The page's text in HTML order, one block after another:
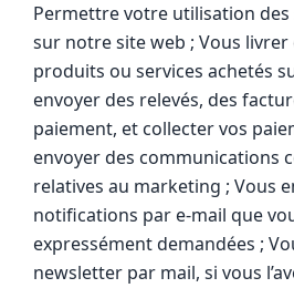
Permettre votre utilisation des
sur notre site web ; Vous
produits ou services achetés
envoyer des relevés, des
paiement, et collecter vos
envoyer des communications
relatives au marketing ; Vous
notifications par e-mail que
expressément demandées ;
newsletter par mail, si vous